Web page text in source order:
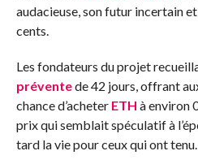
audacieuse, son futur incertain
cents.
Les fondateurs du projet
préventede 42 jours, offrant
chance d’acheter ETH à environ
prix qui semblait spéculatif à
tard la vie pour ceux qui ont tenu.